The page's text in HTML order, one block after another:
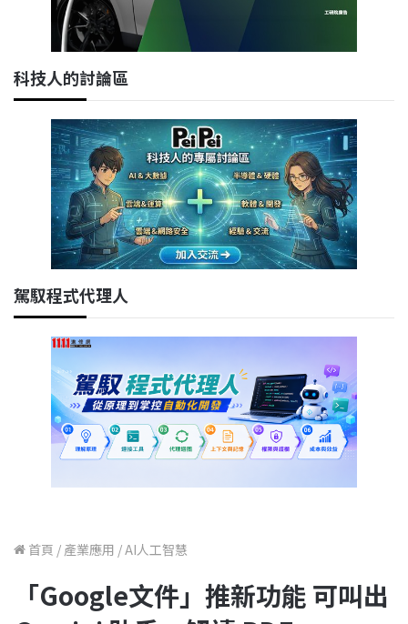
科技人的討論區
駕馭程式代理人